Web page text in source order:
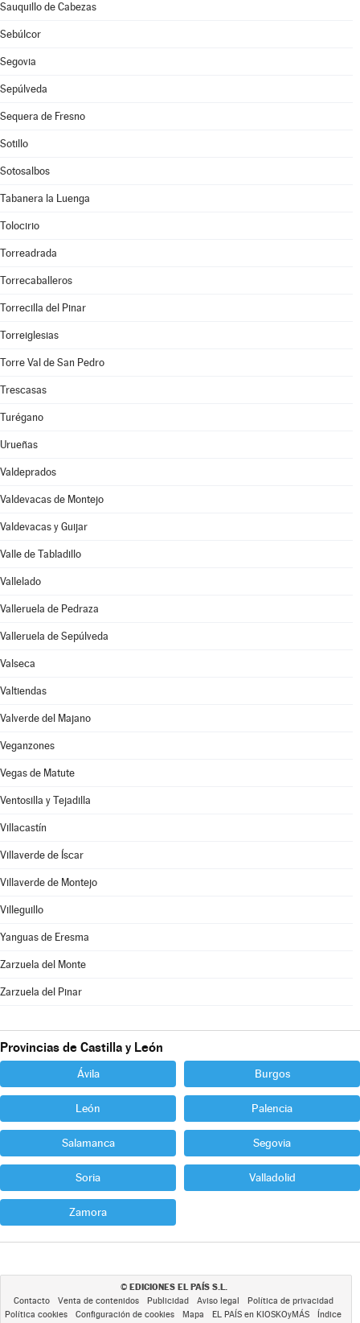
Sauquillo de Cabezas
Sebúlcor
Segovia
Sepúlveda
Sequera de Fresno
Sotillo
Sotosalbos
Tabanera la Luenga
Tolocirio
Torreadrada
Torrecaballeros
Torrecilla del Pinar
Torreiglesias
Torre Val de San Pedro
Trescasas
Turégano
Urueñas
Valdeprados
Valdevacas de Montejo
Valdevacas y Guijar
Valle de Tabladillo
Vallelado
Valleruela de Pedraza
Valleruela de Sepúlveda
Valseca
Valtiendas
Valverde del Majano
Veganzones
Vegas de Matute
Ventosilla y Tejadilla
Villacastín
Villaverde de Íscar
Villaverde de Montejo
Villeguillo
Yanguas de Eresma
Zarzuela del Monte
Zarzuela del Pinar
Provincias de Castilla y León
Ávila Burgos
León Palencia
Salamanca Segovia
Soria Valladolid
Zamora
© EDICIONES EL PAÍS S.L.
Contacto Venta de contenidos Publicidad Aviso legal
Política de privacidad
Política cookies
Configuración de cookies Mapa EL PAÍS en KIOSKOyMÁS Índice